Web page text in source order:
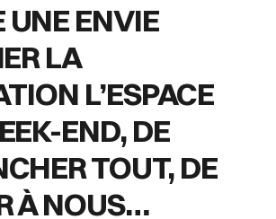
ENVIE
LA
L’ESPACE
END, DE
TOUT, DE
À NOUS…